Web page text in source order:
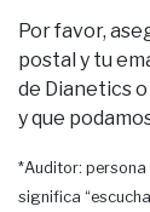
Por favor,
postal y tu
de Dianetics
y que
*Auditor:
significa